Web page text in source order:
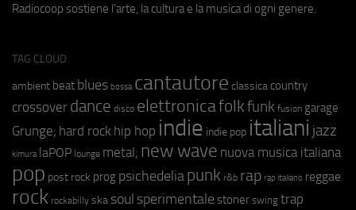
Radiocoop sostiene l'arte, la cultura e la musica di ogni genere.
TAG CLOUD
ambient beat blues bossa cantautore classica country
crossover dance disco elettronicafolkfunk fusion garage
Grunge; hard rock hip hop indie indie pop italiani jazz
kimura laPOP lounge metal; new wave nuova musica italiana
pop post rock prog psichedeliapunk r&b rap rap italiano reggae
rock rockabilly ska soul sperimentale stoner swing trap